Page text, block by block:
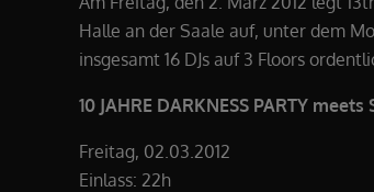
Halle an der Saale auf, unter dem
insgesamt 16 DJs auf 3 Floors
10 JAHRE DARKNESS PARTY meets
Freitag, 02.03.2012
Einlass: 22h